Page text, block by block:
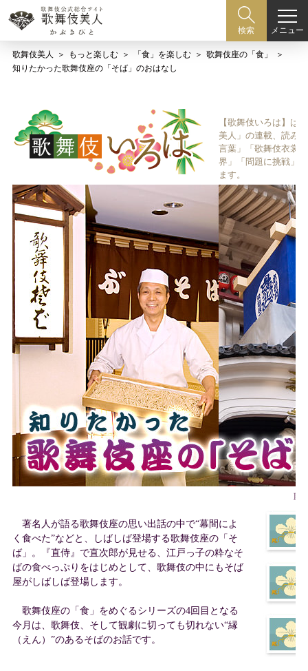
検索 メニュー
歌舞伎美人 もっと楽しむ 「食」を楽しむ
歌舞伎座の「食」
知りたかった歌舞伎座の「そば」のおはなし
【歌舞伎いろは】は
美人」の連載、読み
言葉」「歌舞伎衣裳
界」「問題に挑戦」
ます。
取
著名人が語る歌舞伎座の思い出話の中で“幕間によ
く食べた”などと、しばしば登場する歌舞伎座の「そ
ば」。『直侍』で直次郎が見せる、江戸っ子の粋なそ
ばの食べっぷりをはじめとして、歌舞伎の中にもそば
屋がしばしば登場します。
歌舞伎座の「食」をめぐるシリーズの4回目となる
今月は、歌舞伎、そして観劇に切っても切れない“縁
（えん）”のあるそばのお話です。